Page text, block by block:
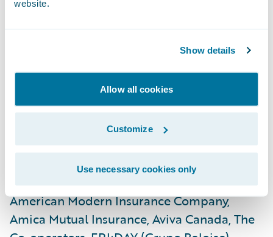
website.
Show details
Allow all cookies
Customize
Use necessary cookies only
En Connections se organizaron más de 120
talleres prácticos, paneles de expertos y
sesiones de grupo de carácter pedagógico;
muchas de ellas contaron con la
participación de clientes de Guidewire o
fueron moderadas por estos últimos. Tales
sesiones permitieron que clientes como
American Modern Insurance Company,
Amica Mutual Insurance, Aviva Canada, The